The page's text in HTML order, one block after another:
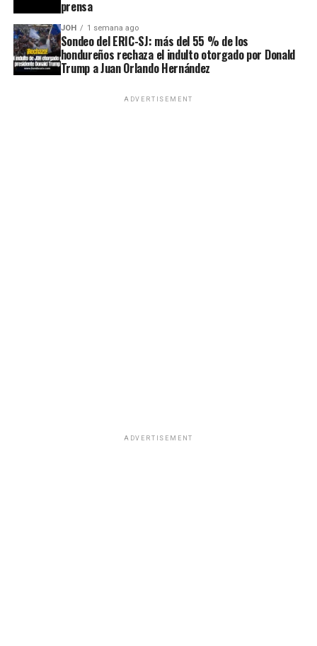
prensa
JOH 1 semana ago
Sondeo del ERIC-SJ: más del 55 % de los
hondureños rechaza el indulto otorgado por Donald
Trump a Juan Orlando Hernández
ADVERTISEMENT
ADVERTISEMENT